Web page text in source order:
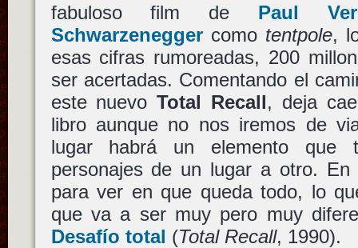
fabuloso film de Paul
Schwarzeneggercomo tentpole,
esas cifras rumoreadas, 200
ser acertadas. Comentando el
este nuevoTotal Recall, deja
libro aunque no nos iremos de
lugar habrá un elemento que
personajes de un lugar a otro.
para ver en que queda todo, lo
que va a ser muy pero muy
Desafío total (Total Recall, 1990).